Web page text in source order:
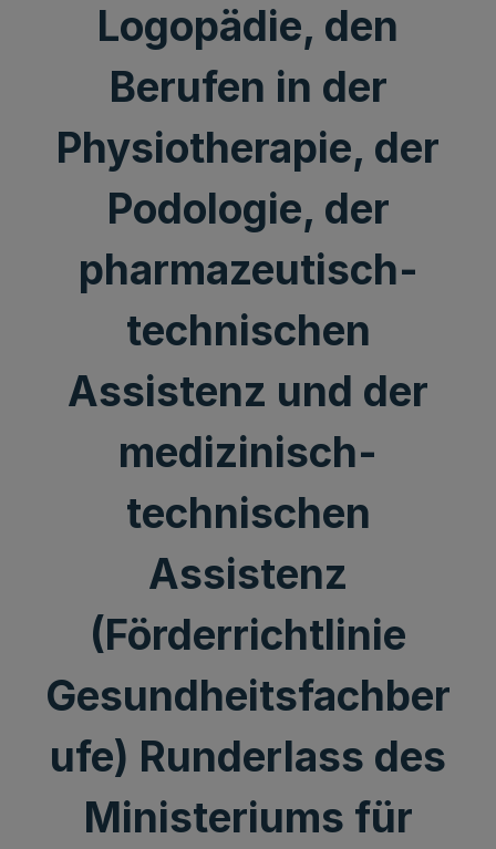
Logopädie, den
Berufen in der
Physiotherapie, der
Podologie, der
pharmazeutisch-
technischen
Assistenz und der
medizinisch-
technischen
Assistenz
(Förderrichtlinie
Gesundheitsfachber
ufe) Runderlass des
Ministeriums für